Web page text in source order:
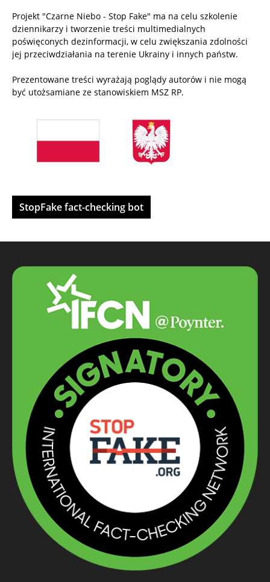
Projekt "Czarne Niebo - Stop Fake" ma na celu szkolenie
dziennikarzy i tworzenie treści multimedialnych
poświęconych dezinformacji, w celu zwiększania zdolności
jej przeciwdziałania na terenie Ukrainy i innych państw.
Prezentowane treści wyrażają poglądy autorów i nie mogą
być utożsamiane ze stanowiskiem MSZ RP.
StopFake fact-checking bot